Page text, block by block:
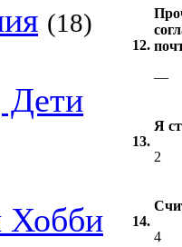
(18)
Дети
Хобби
12.
—
13.
Я
2
14.
4